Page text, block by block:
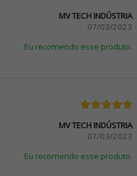
MV TECH INDÚSTRIA
07/03/2023
Eu recomendo esse produto.
MV TECH INDÚSTRIA
07/03/2023
Eu recomendo esse produto.